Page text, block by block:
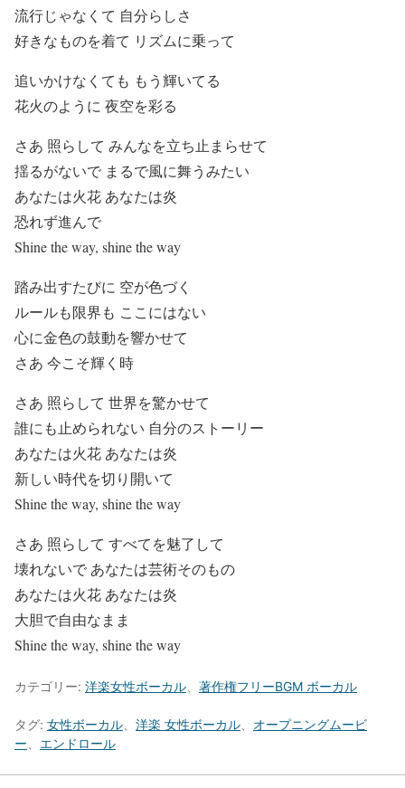
流行じゃなくて 自分らしさ
好きなものを着て リズムに乗って
追いかけなくても もう輝いてる
花火のように 夜空を彩る
さあ 照らして みんなを立ち止まらせて
揺るがないで まるで風に舞うみたい
あなたは火花 あなたは炎
恐れず進んで
Shine the way, shine the way
踏み出すたびに 空が色づく
ルールも限界も ここにはない
心に金色の鼓動を響かせて
さあ 今こそ輝く時
さあ 照らして 世界を驚かせて
誰にも止められない 自分のストーリー
あなたは火花 あなたは炎
新しい時代を切り開いて
Shine the way, shine the way
さあ 照らして すべてを魅了して
壊れないで あなたは芸術そのもの
あなたは火花 あなたは炎
大胆で自由なまま
Shine the way, shine the way
カテゴリー: 洋楽女性ボーカル 著作権フリーBGM ボーカル
タグ: 女性ボーカル 洋楽 女性ボーカル
オープニングムービ
ー
エンドロール